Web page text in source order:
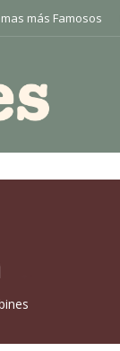
más Famosos